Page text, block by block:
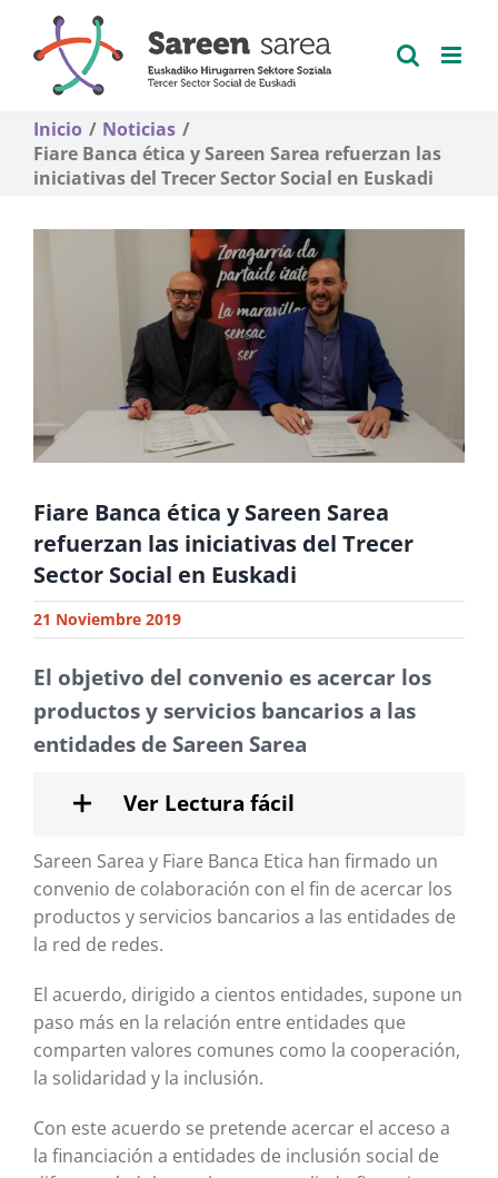
contenido
Inicio
Noticias
Fiare Banca ética y Sareen Sarea refuerzan las
iniciativas del Trecer Sector Social en Euskadi
Fiare Banca ética y Sareen Sarea
refuerzan las iniciativas del Trecer
Sector Social en Euskadi
21 Noviembre 2019
El objetivo del convenio es acercar los
productos y servicios bancarios a las
entidades de Sareen Sarea
Ver Lectura fácil
Sareen Sarea y Fiare Banca Etica han firmado un
convenio de colaboración con el fin de acercar los
productos y servicios bancarios a las entidades de
la red de redes.
El acuerdo, dirigido a cientos entidades, supone un
paso más en la relación entre entidades que
comparten valores comunes como la cooperación,
la solidaridad y la inclusión.
Con este acuerdo se pretende acercar el acceso a
la financiación a entidades de inclusión social de